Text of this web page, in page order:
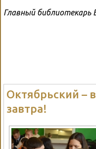
Главный
Октябрьский –
завтра!